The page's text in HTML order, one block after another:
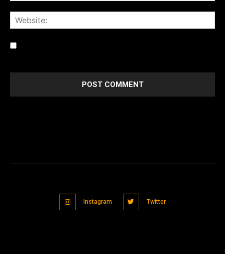
Instagram Twitter